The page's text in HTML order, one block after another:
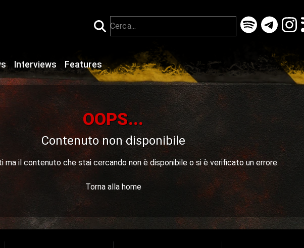
Interviews Features
OOPS...
Contenuto non disponibile
ma il contenuto che stai cercando non è disponibile o si è verificato un errore.
Torna alla home